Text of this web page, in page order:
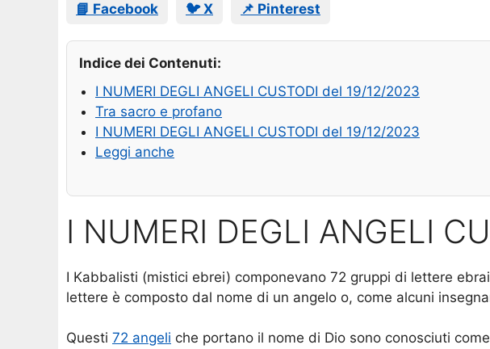
📘 Facebook
🐦 X 📌 Pinterest
Indice dei Contenuti:
I NUMERI DEGLI ANGELI CUSTODI del 19/12/2023
Tra sacro e profano
I NUMERI DEGLI ANGELI CUSTODI del 19/12/2023
Leggi anche
I NUMERI DEGLI ANGELI
I Kabbalisti (mistici ebrei) componevano 72 gruppi di lettere
lettere è composto dal nome di un angelo o, come alcuni
Questi 72 angeli che portano il nome di Dio sono conosciuti